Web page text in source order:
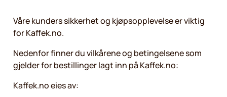
Våre kunders sikkerhet og kjøpsopplevelse er viktig
for Kaffek.no.
Nedenfor finner du vilkårene og betingelsene som
gjelder for bestillinger lagt inn på Kaffek.no:
Kaffek.no eies av: